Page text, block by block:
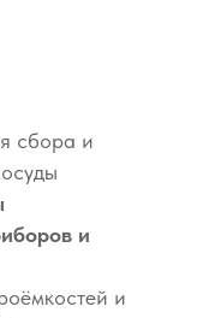
сбора и
и
и